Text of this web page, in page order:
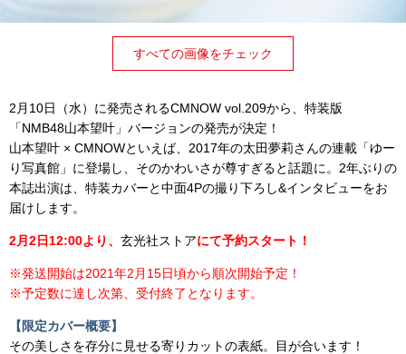
すべての画像をチェック
2月10日（水）に発売されるCMNOW vol.209から、特装版
「NMB48山本望叶」バージョンの発売が決定！
山本望叶 × CMNOWといえば、2017年の太田夢莉さんの連載「ゆー
り写真館」に登場し、そのかわいさが尊すぎると話題に。2年ぶりの
本誌出演は、特装カバーと中面4Pの撮り下ろし&インタビューをお
届けします。
2月2日12:00より、 玄光社ストアにて予約スタート！
※発送開始は2021年2月15日頃から順次開始予定！
※予定数に達し次第、受付終了となります。
【限定カバー概要】
その美しさを存分に見せる寄りカットの表紙。目が合います！